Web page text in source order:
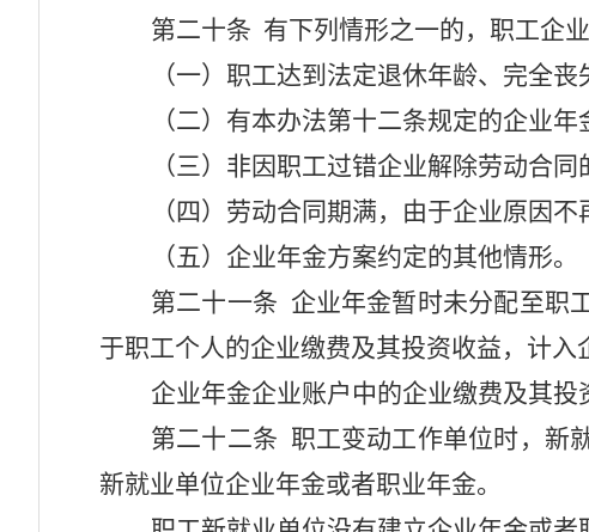
第二十条 有下列情形之一的，职工企
（一）职工达到法定退休年龄、完全丧
（二）有本办法第十二条规定的企业年
（三）非因职工过错企业解除劳动合
（四）劳动合同期满，由于企业原因不
（五）企业年金方案约定的其他情形。
第二十一条 企业年金暂时未分配至职
于职工个人的企业缴费及其投资收益，计入
企业年金企业账户中的企业缴费及其
第二十二条 职工变动工作单位时，新
新就业单位企业年金或者职业年金。